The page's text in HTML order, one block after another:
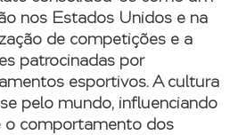
nos Estados Unidos e na
de competições e a
patrocinadas por
esportivos. A cultura
pelo mundo, influenciando
o comportamento dos